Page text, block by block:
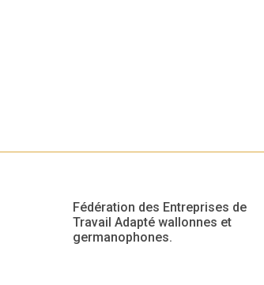
Fédération des Entreprises de
Travail Adapté wallonnes et
germanophones.